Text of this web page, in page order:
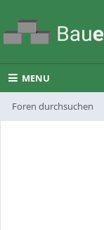
MENU
Foren durchsuchen